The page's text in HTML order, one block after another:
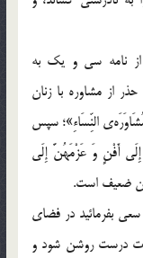
از نامه سي و يک به
از مشاوره با زنان
النِّسَاءِ»؛ سپس
أَفْنٍ وَ عَزْمَهُنَّ إِلَى
ضعيف است.
بفرمائيد در فضاي
درست روشن شود و